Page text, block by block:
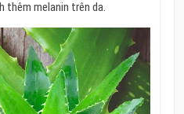
thêm melanin trên da.